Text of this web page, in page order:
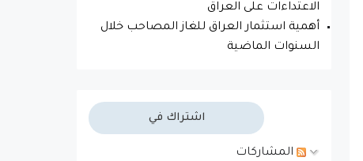
الاعتداءات على العراق
أهمية استثمار العراق للغاز المصاحب خلال
السنوات الماضية
اشتراك في
المشاركات